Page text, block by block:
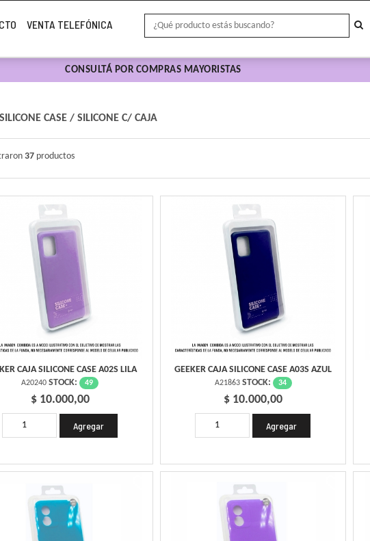
VENTA TELEFÓNICA
CONSULTÁ POR COMPRAS MAYORISTAS
CASE/ SILICONE C/ CAJA
37 productos
CAJA SILICONE CASE A02S LILA
A20240STOCK: 49
$ 10.000,00
GEEKER CAJA SILICONE CASE A03S AZUL
A21863 STOCK: 34
$ 10.000,00